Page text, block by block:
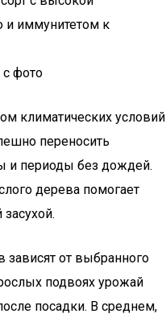
и иммунитетом к
с фото
климатических условий
переносить
и периоды без дождей.
дерева помогает
от выбранного
подвоях урожай
посадки. В среднем,